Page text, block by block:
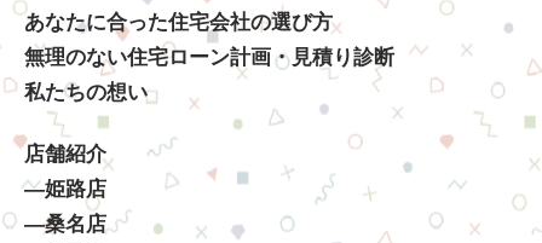
あなたに合った住宅会社の選び方
無理のない住宅ローン計画・見積り診断
私たちの想い
店舗紹介
―姫路店
―桑名店